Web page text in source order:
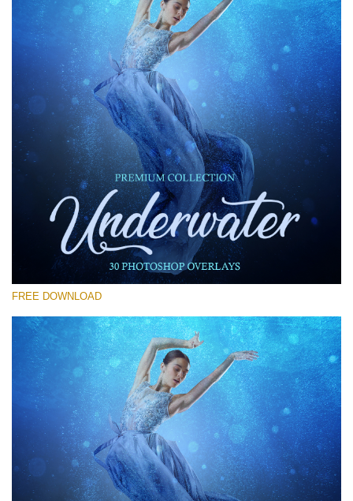
Por favor selecione
Free Photoshop Overlay #11
Small 800*533px
Underwater Overlays
(30 Overlays)
Sky Boundless
(347 Overlays)
Large 6000*4000px
Entire Collection
(1783 Overlays)
Large 6000*4000px
FREE DOWNLOAD